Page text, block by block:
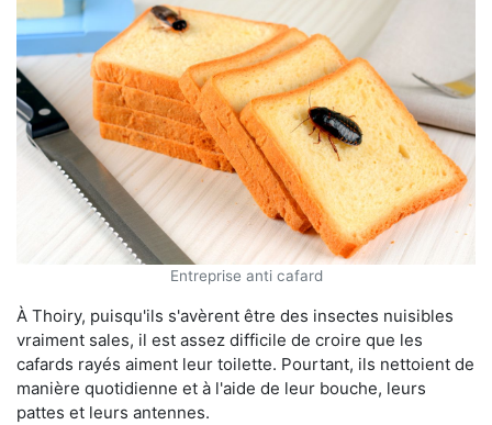
Entreprise anti cafard
À Thoiry, puisqu'ils s'avèrent être des insectes nuisibles
vraiment sales, il est assez difficile de croire que les
cafards rayés aiment leur toilette. Pourtant, ils nettoient de
manière quotidienne et à l'aide de leur bouche, leurs
pattes et leurs antennes.